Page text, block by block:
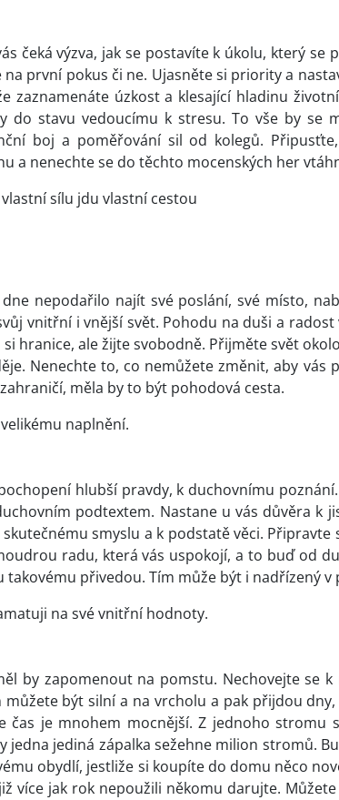
čeká výzva, jak se postavíte k úkolu, který se
první pokus či ne. Ujasněte si priority a
zaznamenáte úzkost a klesající hladinu
do stavu vedoucímu k stresu. To vše by se
boj a poměřování sil od kolegů.
a nenechte se do těchto mocenských her
sílu jdu vlastní cestou
nepodařilo najít své poslání, své místo,
vnitřní i vnější svět. Pohodu na duši a radost
hranice, ale žijte svobodně. Přijměte svět
Nenechte to, co nemůžete změnit, aby vás
měla by to být pohodová cesta.
naplnění.
hlubší pravdy, k duchovnímu
podtextem. Nastane u vás důvěra k
smyslu a k podstatě věci. Připravte
radu, která vás uspokojí, a to buď od
takovému přivedou. Tím může být i nadřízený v
na své vnitřní hodnoty.
by zapomenout na pomstu. Nechovejte se k
můžete být silní a na vrcholu a pak přijdou
čas je mnohem mocnější. Z jednoho stromu
jedna jediná zápalka sežehne milion stromů.
obydlí, jestliže si koupíte do domu něco
více jak rok nepoužili někomu darujte.